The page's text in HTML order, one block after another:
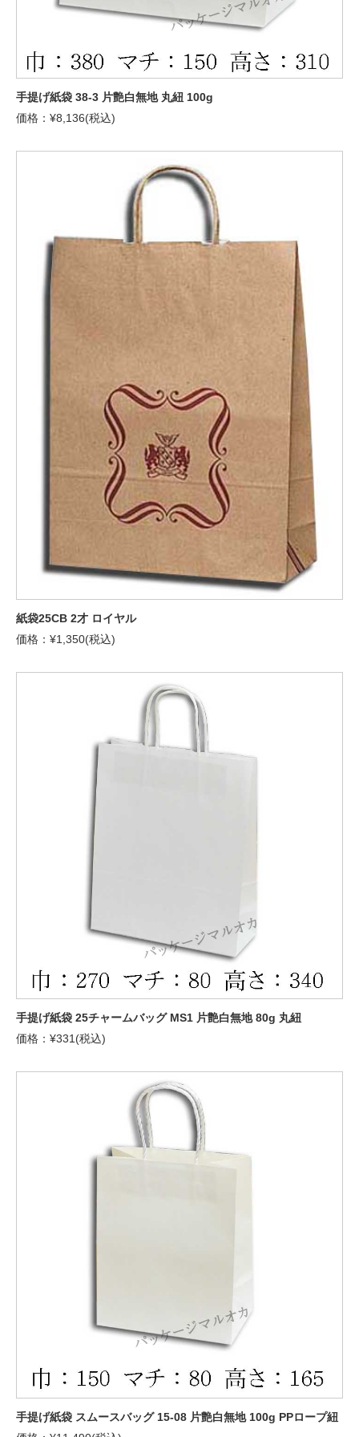
手提げ紙袋 38-3 片艶白無地 丸紐 100g
価格：¥8,136(税込)
紙袋25CB 2才 ロイヤル
価格：¥1,350(税込)
手提げ紙袋 25チャームバッグ MS1 片艶白無地 80g 丸紐
価格：¥331(税込)
手提げ紙袋 スムースバッグ 15-08 片艶白無地 100g PPロープ紐